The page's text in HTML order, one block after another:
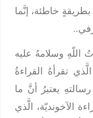
خاطئة، إنَّما
اللّهِ وسلامهُ عليه
تقرأهُ القراءةُ
يعتبرُ أنَّ ما
الآخونديّة، الَّذي